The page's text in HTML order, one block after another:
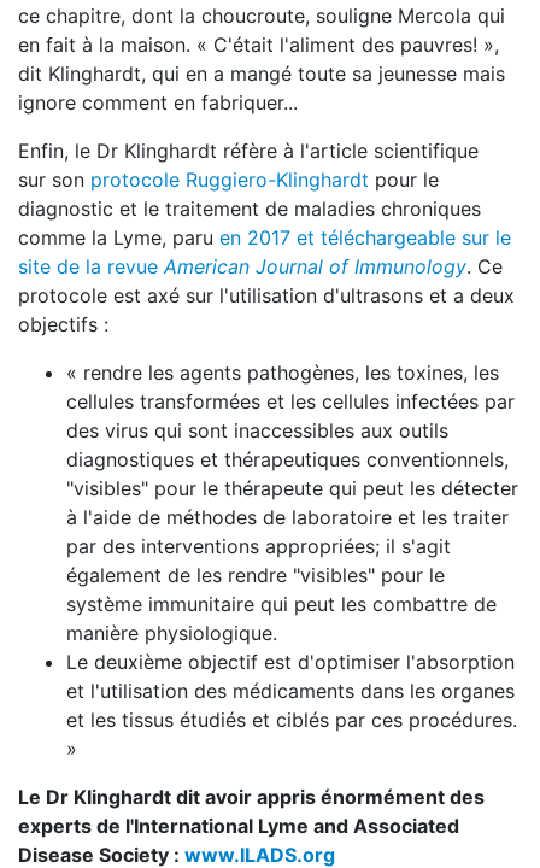
ce chapitre, dont la choucroute, souligne Mercola qui
en fait à la maison. « C'était l'aliment des pauvres! »,
dit Klinghardt, qui en a mangé toute sa jeunesse mais
ignore comment en fabriquer...
Enfin, le Dr Klinghardt réfère à l'article scientifique
sur son protocole Ruggiero-Klinghardt pour le
diagnostic et le traitement de maladies chroniques
comme la Lyme, paru en 2017 et téléchargeable sur le
site de la revueAmerican Journal of Immunology. Ce
protocole est axé sur l'utilisation d'ultrasons et a deux
objectifs :
« rendre les agents pathogènes, les toxines, les
cellules transformées et les cellules infectées par
des virus qui sont inaccessibles aux outils
diagnostiques et thérapeutiques conventionnels,
"visibles" pour le thérapeute qui peut les détecter
à l'aide de méthodes de laboratoire et les traiter
par des interventions appropriées; il s'agit
également de les rendre "visibles" pour le
système immunitaire qui peut les combattre de
manière physiologique.
Le deuxième objectif est d'optimiser l'absorption
et l'utilisation des médicaments dans les organes
et les tissus étudiés et ciblés par ces procédures.
»
Le Dr Klinghardt dit avoir appris énormément des
experts de l'International Lyme and Associated
Disease Society : www.ILADS.org